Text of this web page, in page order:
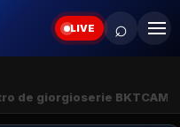
LIVE ⌕
de giorgioserie BKT